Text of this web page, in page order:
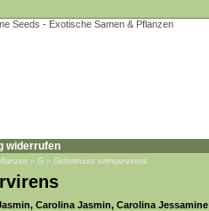
widerrufen
» G » Gelsemium sempervirens
Carolina Jasmin, Carolina Jessamine